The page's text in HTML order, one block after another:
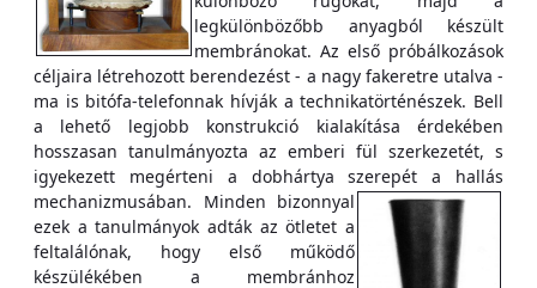
legkülönbözőbb anyagból készült
membránokat. Az első próbálkozások
céljaira létrehozott berendezést - a nagy fakeretre utalva -
ma is bitófa-telefonnak hívják a technikatörténészek. Bell
a lehető legjobb konstrukció kialakítása érdekében
hosszasan tanulmányozta az emberi fül szerkezetét, s
igyekezett megérteni a dobhártya szerepét a hallás
mechanizmusában. Minden bizonnyal
ezek a tanulmányok adták az ötletet a
feltalálónak, hogy első működő
készülékében a membránhoz